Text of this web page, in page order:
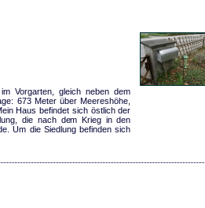
Vorgarten, gleich neben dem
673 Meter über Meereshöhe,
Haus befindet sich östlich der
die nach dem Krieg in den
Um die Siedlung befinden sich